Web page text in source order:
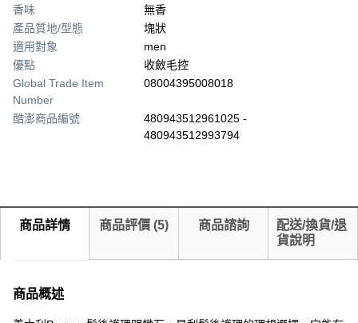
香味
無香
產品質地/型態
塊狀
適用對象
men
優點
收斂毛控
Global Trade Item
Number
08004395008018
酷澎商品編號
480943512961025 -
480943512993794
商品詳情 商品評價 (5) 商品諮詢
配送/換貨/退
貨說明
商品概述